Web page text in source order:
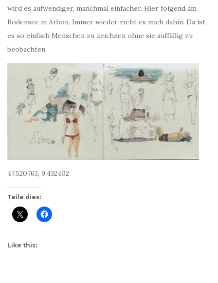
wird es aufwendiger, manchmal einfacher. Hier folgend am
Bodensee in Arbon. Immer wieder zieht es mich dahin. Da ist
es so einfach Menschen zu zeichnen ohne sie auffällig zu
beobachten.
47.520763, 9.432402
Teile dies:
Like this: